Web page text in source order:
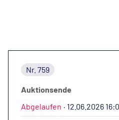
Nr. 759
Auktionsende
Abgelaufen · 12.06.2026